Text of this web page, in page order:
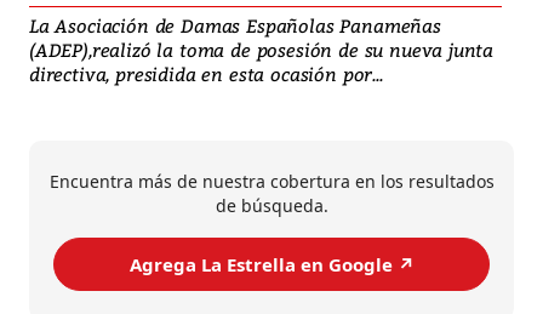
La Asociación de Damas Españolas Panameñas
(ADEP),realizó la toma de posesión de su nueva junta
directiva, presidida en esta ocasión por...
Encuentra más de nuestra cobertura en los resultados
de búsqueda.
Agrega La Estrella en Google ↗️